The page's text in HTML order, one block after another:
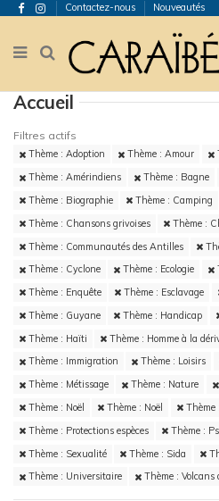
Contactez-nous Nouveautés
Accueil
Filtres actifs
Thème : Adoption Thème : Amour
Thème : Amérindiens
Thème : Bagne
Thème : Biographie
Thème : Camping
Thème : Chansons grivoises
Thème :
Thème : Communautés des Antilles
Thème : Cyclone
Thème : Ecologie
Thème : Enquête
Thème : Esclavage
Thème : Guyane
Thème : Handicap
Thème : Haïti
Thème : Homme à la
Thème : Immigration
Thème : Loisirs
Thème : Métissage
Thème : Nature
Thème : Noël
Thème : Noël Thème
Thème : Protections espèces
Thème :
Thème : Sexualité
Thème : Sida
Thème : Universitaire
Thème :